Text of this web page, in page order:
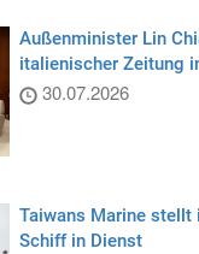
Außenminister Lin
italienischer Zeitung
30.07.2026
Taiwans Marine stellt
Schiff in Dienst